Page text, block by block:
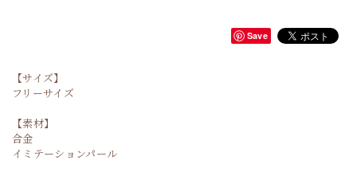
Save
【サイズ】
フリーサイズ
【素材】
合金
イミテーションパール